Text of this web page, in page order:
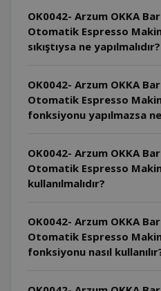
OK0042- Arzum OKKA
Otomatik Espresso
sıkıştıysa ne yapılmalıdır?
OK0042- Arzum OKKA
Otomatik Espresso Makinesi
fonksiyonu yapılmazsa
OK0042- Arzum OKKA
Otomatik Espresso Makinesi
kullanılmalıdır?
OK0042- Arzum OKKA
Otomatik Espresso
fonksiyonu nasıl